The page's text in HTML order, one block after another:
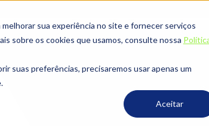
sua experiência no site e fornecer serviços
sobre os cookies que usamos, consulte nossa
suas preferências, precisaremos usar apenas um
Aceitar